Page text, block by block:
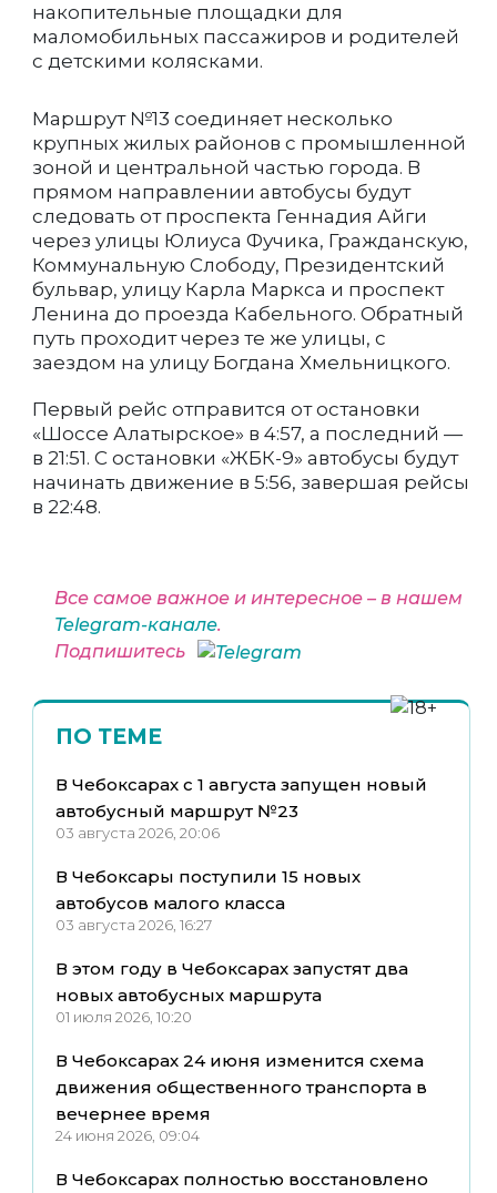
накопительные площадки для
маломобильных пассажиров и родителей
с детскими колясками.
Маршрут №13 соединяет несколько
крупных жилых районов с промышленной
зоной и центральной частью города. В
прямом направлении автобусы будут
следовать от проспекта Геннадия Айги
через улицы Юлиуса Фучика, Гражданскую,
Коммунальную Слободу, Президентский
бульвар, улицу Карла Маркса и проспект
Ленина до проезда Кабельного. Обратный
путь проходит через те же улицы, с
заездом на улицу Богдана Хмельницкого.
Первый рейс отправится от остановки
«Шоссе Алатырское» в 4:57, а последний —
в 21:51. С остановки «ЖБК-9» автобусы будут
начинать движение в 5:56, завершая рейсы
в 22:48.
Все самое важное и интересное – в нашем
Telegram-канале.
Подпишитесь
ПО ТЕМЕ
В Чебоксарах с 1 августа запущен новый
автобусный маршрут №23
03 августа 2026, 20:06
В Чебоксары поступили 15 новых
автобусов малого класса
03 августа 2026, 16:27
В этом году в Чебоксарах запустят два
новых автобусных маршрута
01 июля 2026, 10:20
В Чебоксарах 24 июня изменится схема
движения общественного транспорта в
вечернее время
24 июня 2026, 09:04
В Чебоксарах полностью восстановлено